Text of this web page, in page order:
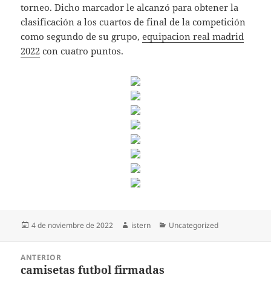
torneo. Dicho marcador le alcanzó para obtener la
clasificación a los cuartos de final de la competición
como segundo de su grupo,equipacion real madrid
2022 con cuatro puntos.
Publicado
4 de noviembre de 2022 Autor
istern Categorías
Uncategorized
entradas
ANTERIOR
Entrada
camisetas futbol firmadas